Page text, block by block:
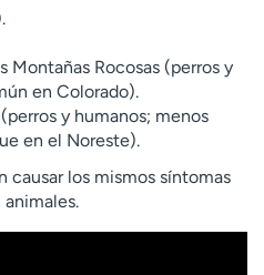
Montañas Rocosas (perros y
en Colorado).
y humanos; menos
en el Noreste).
causar los mismos síntomas